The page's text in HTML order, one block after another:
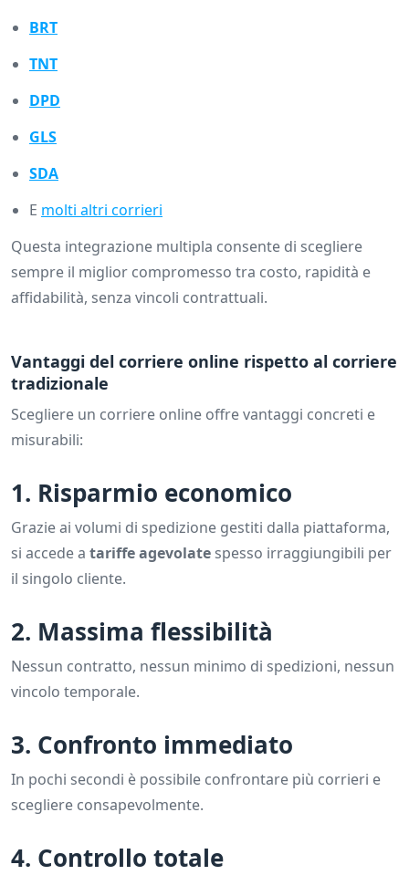
BRT
TNT
DPD
GLS
SDA
E molti altri corrieri
Questa integrazione multipla consente di scegliere
sempre il miglior compromesso tra costo, rapidità e
affidabilità, senza vincoli contrattuali.
Vantaggi del corriere online rispetto al corriere
tradizionale
Scegliere un corriere online offre vantaggi concreti e
misurabili:
1. Risparmio economico
Grazie ai volumi di spedizione gestiti dalla piattaforma,
si accede a tariffe agevolate spesso irraggiungibili per
il singolo cliente.
2. Massima flessibilità
Nessun contratto, nessun minimo di spedizioni, nessun
vincolo temporale.
3. Confronto immediato
In pochi secondi è possibile confrontare più corrieri e
scegliere consapevolmente.
4. Controllo totale